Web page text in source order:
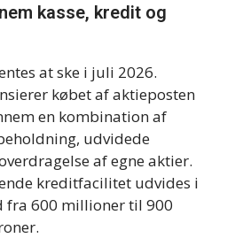
kasse, kredit og
at ske i juli 2026.
købet af aktieposten
en kombination af
udvidede
af egne aktier.
kreditfacilitet udvides i
fra 600 millioner til 900